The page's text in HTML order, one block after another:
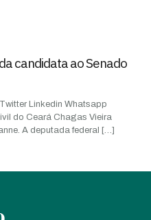
candidata ao Senado
Linkedin Whatsapp
do Ceará Chagas Vieira
A deputada federal […]